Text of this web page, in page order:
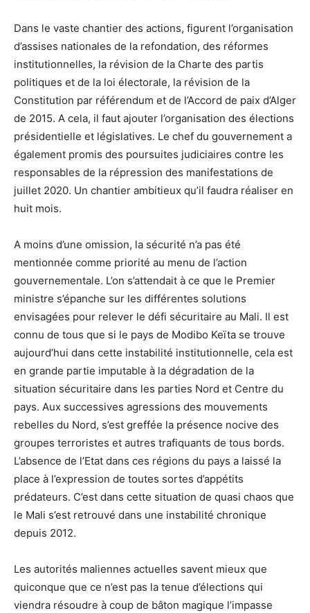
Dans le vaste chantier des actions, figurent l’organisation
d’assises nationales de la refondation, des réformes
institutionnelles, la révision de la Charte des partis
politiques et de la loi électorale, la révision de la
Constitution par référendum et de l’Accord de paix d’Alger
de 2015. A cela, il faut ajouter l’organisation des élections
présidentielle et législatives. Le chef du gouvernement a
également promis des poursuites judiciaires contre les
responsables de la répression des manifestations de
juillet 2020. Un chantier ambitieux qu’il faudra réaliser en
huit mois.
A moins d’une omission, la sécurité n’a pas été
mentionnée comme priorité au menu de l’action
gouvernementale. L’on s’attendait à ce que le Premier
ministre s’épanche sur les différentes solutions
envisagées pour relever le défi sécuritaire au Mali. Il est
connu de tous que si le pays de Modibo Keïta se trouve
aujourd’hui dans cette instabilité institutionnelle, cela est
en grande partie imputable à la dégradation de la
situation sécuritaire dans les parties Nord et Centre du
pays. Aux successives agressions des mouvements
rebelles du Nord, s’est greffée la présence nocive des
groupes terroristes et autres trafiquants de tous bords.
L’absence de l’Etat dans ces régions du pays a laissé la
place à l’expression de toutes sortes d’appétits
prédateurs. C’est dans cette situation de quasi chaos que
le Mali s’est retrouvé dans une instabilité chronique
depuis 2012.
Les autorités maliennes actuelles savent mieux que
quiconque que ce n’est pas la tenue d’élections qui
viendra résoudre à coup de bâton magique l’impasse